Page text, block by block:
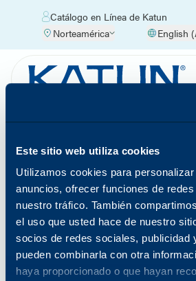
Este sitio web utiliza cookies
Utilizamos cookies para
anuncios, ofrecer funciones de
nuestro tráfico. También
el uso que usted hace de nuestro
socios de redes sociales, publicidad
pueden combinarla con otra
haya proporcionado o que hayan
Catálogo en Línea de Katun
Norteamérica
English
Ubicaciones
de Katun y nuestros socios
autorizados cerca de usted
y país.
Encuentre una
usted